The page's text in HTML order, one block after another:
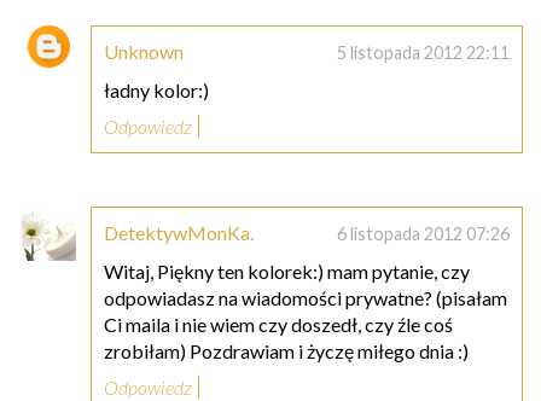
Unknown 5 listopada 2012 22:11
ładny kolor:)
Odpowiedz
DetektywMonKa. 6 listopada 2012 07:26
Witaj, Piękny ten kolorek:) mam pytanie, czy
odpowiadasz na wiadomości prywatne? (pisałam
Ci maila i nie wiem czy doszedł, czy źle coś
zrobiłam) Pozdrawiam i życzę miłego dnia :)
Odpowiedz